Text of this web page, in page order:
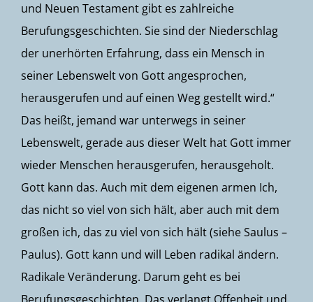
und Neuen Testament gibt es zahlreiche
Berufungsgeschichten. Sie sind der Niederschlag
der unerhörten Erfahrung, dass ein Mensch in
seiner Lebenswelt von Gott angesprochen,
herausgerufen und auf einen Weg gestellt wird.“
Das heißt, jemand war unterwegs in seiner
Lebenswelt, gerade aus dieser Welt hat Gott immer
wieder Menschen herausgerufen, herausgeholt.
Gott kann das. Auch mit dem eigenen armen Ich,
das nicht so viel von sich hält, aber auch mit dem
großen ich, das zu viel von sich hält (siehe Saulus –
Paulus). Gott kann und will Leben radikal ändern.
Radikale Veränderung. Darum geht es bei